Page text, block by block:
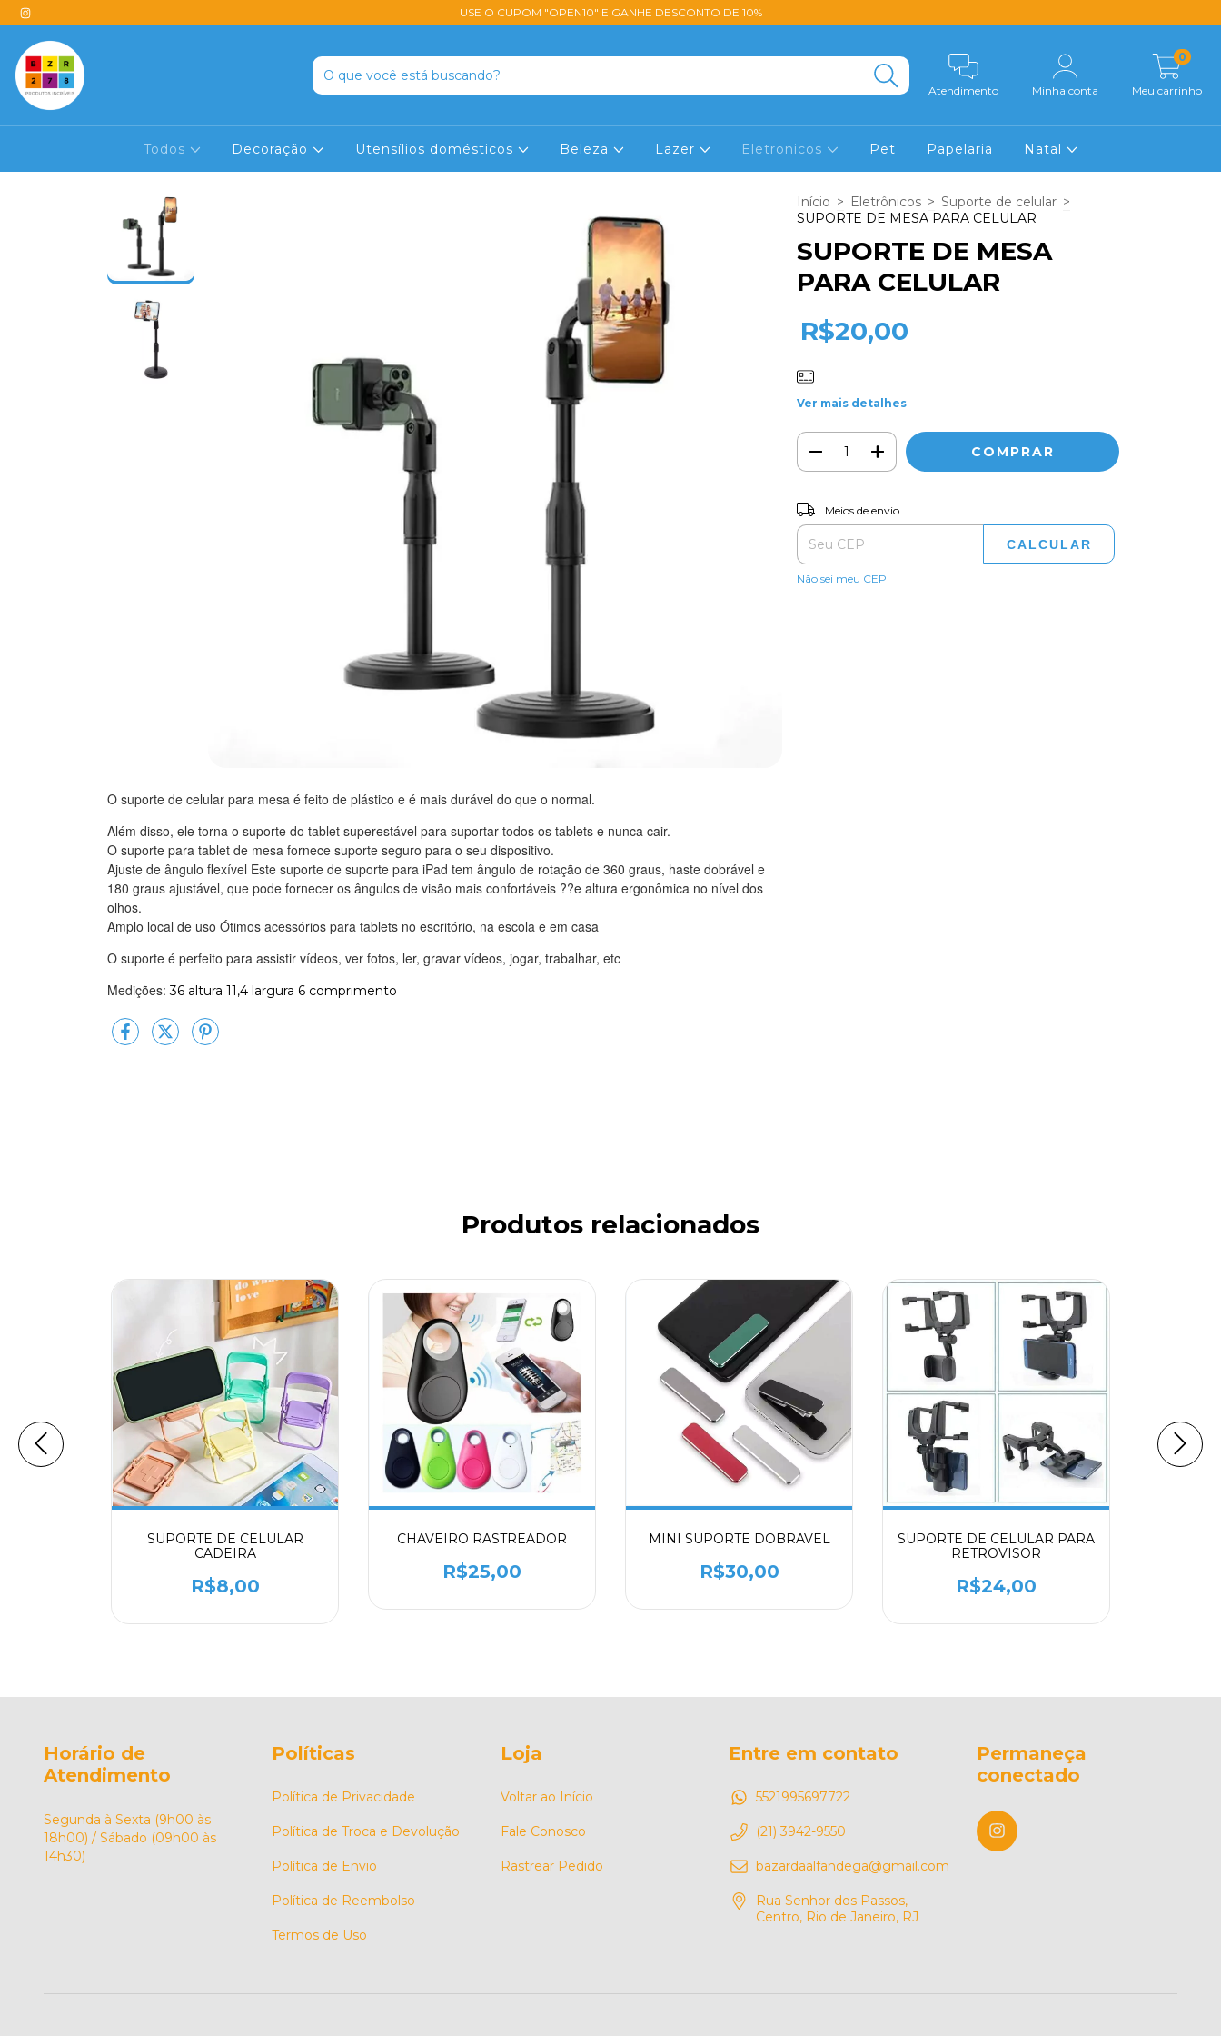
USE O CUPOM "OPEN10" E GANHE DESCONTO DE 10%
Atendimento Minha conta Meu carrinho
0
Todos Decoração Utensílios domésticos Beleza Lazer Eletronicos Pet Papelaria Natal
O suporte de celular para mesa é feito de plástico e é mais durável do que o normal.
Além disso, ele torna o suporte do tablet superestável para suportar todos os tablets e nunca cair.
O suporte para tablet de mesa fornece suporte seguro para o seu dispositivo.
Ajuste de ângulo flexível Este suporte de suporte para iPad tem ângulo de rotação de 360 graus, haste dobrável e
180 graus ajustável, que pode fornecer os ângulos de visão mais confortáveis ??e altura ergonômica no nível dos
olhos.
Amplo local de uso Ótimos acessórios para tablets no escritório, na escola e em casa
O suporte é perfeito para assistir vídeos, ver fotos, ler, gravar vídeos, jogar, trabalhar, etc
Medições:36 altura 11,4 largura 6 comprimento
Início > Eletrônicos > Suporte de celular >
SUPORTE DE MESA PARA CELULAR
SUPORTE DE MESA
PARA CELULAR
R$20,00
Ver mais detalhes
Entregas para o CEP:
Meios de envio
CALCULAR
Não sei meu CEP
Produtos relacionados
SUPORTE DE CELULAR
CADEIRA
R$8,00
CHAVEIRO RASTREADOR
R$25,00
MINI SUPORTE DOBRAVEL
R$30,00
SUPORTE DE CELULAR PARA
RETROVISOR
R$24,00
Horário de
Atendimento
Segunda à Sexta (9h00 às
18h00) / Sábado (09h00 às
14h30)
Políticas
Política de Privacidade
Política de Troca e Devolução
Política de Envio
Política de Reembolso
Termos de Uso
Loja
Voltar ao Início
Fale Conosco
Rastrear Pedido
Entre em contato
5521995697722
(21) 3942-9550
bazardaalfandega@gmail.com
Rua Senhor dos Passos,
Centro, Rio de Janeiro, RJ
Permaneça
conectado